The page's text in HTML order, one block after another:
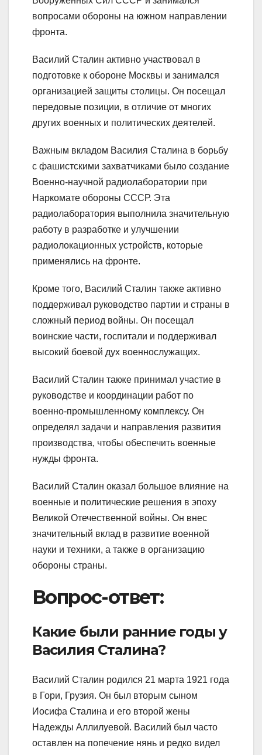
вопросами обороны на южном направлении
фронта.
Василий Сталин активно участвовал в
подготовке к обороне Москвы и занимался
организацией защиты столицы. Он посещал
передовые позиции, в отличие от многих
других военных и политических деятелей.
Важным вкладом Василия Сталина в борьбу
с фашистскими захватчиками было создание
Военно-научной радиолаборатории при
Наркомате обороны СССР. Эта
радиолаборатория выполнила значительную
работу в разработке и улучшении
радиолокационных устройств, которые
применялись на фронте.
Кроме того, Василий Сталин также активно
поддерживал руководство партии и страны в
сложный период войны. Он посещал
воинские части, госпитали и поддерживал
высокий боевой дух военнослужащих.
Василий Сталин также принимал участие в
руководстве и координации работ по
военно-промышленному комплексу. Он
определял задачи и направления развития
производства, чтобы обеспечить военные
нужды фронта.
Василий Сталин оказал большое влияние на
военные и политические решения в эпоху
Великой Отечественной войны. Он внес
значительный вклад в развитие военной
науки и техники, а также в организацию
обороны страны.
Вопрос-ответ:
Какие были ранние годы у
Василия Сталина?
Василий Сталин родился 21 марта 1921 года
в Гори, Грузия. Он был вторым сыном
Иосифа Сталина и его второй жены
Надежды Аллилуевой. Василий был часто
оставлен на попечение нянь и редко видел